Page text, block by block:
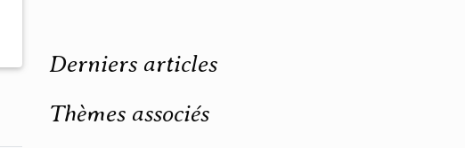
Derniers articles
Thèmes associés